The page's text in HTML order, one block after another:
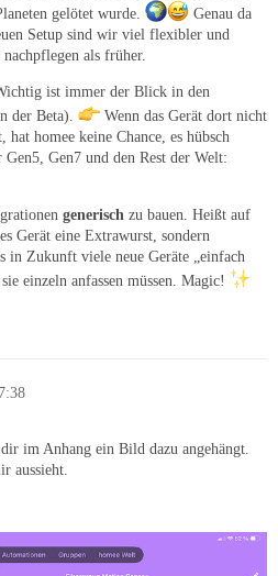
gelötet wurde.
Genau da
Setup sind wir viel flexibler und
als früher.
ist immer der Blick in den
der Beta).
Wenn das Gerät dort nicht
homee keine Chance, es hübsch
Gen7 und den Rest der Welt:
generisch zu bauen. Heißt auf
Gerät eine Extrawurst, sondern
in Zukunft viele neue Geräte „einfach
einzeln anfassen müssen. Magic!
im Anhang ein Bild dazu angehängt.
aussieht.